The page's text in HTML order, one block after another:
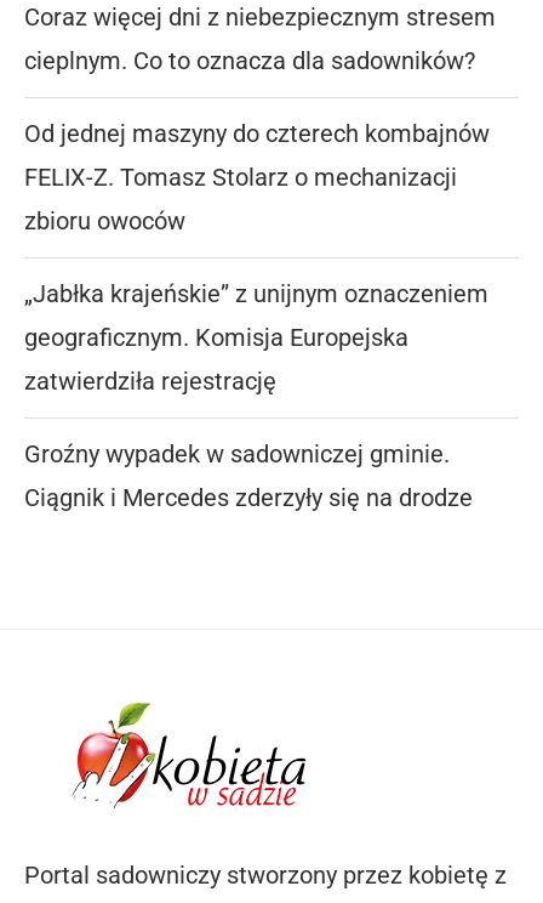
Coraz więcej dni z niebezpiecznym stresem
cieplnym. Co to oznacza dla sadowników?
Od jednej maszyny do czterech kombajnów
FELIX-Z. Tomasz Stolarz o mechanizacji
zbioru owoców
„Jabłka krajeńskie” z unijnym oznaczeniem
geograficznym. Komisja Europejska
zatwierdziła rejestrację
Groźny wypadek w sadowniczej gminie.
Ciągnik i Mercedes zderzyły się na drodze
Portal sadowniczy stworzony przez kobietę z